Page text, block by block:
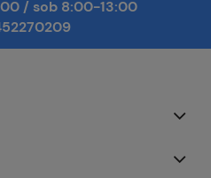
/ sob 8:00-13:00